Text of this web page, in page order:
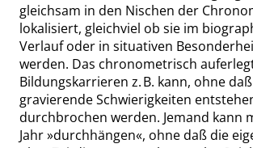
gleichsam in den Nischen der
lokalisiert, gleichviel ob sie im
Verlauf oder in situativen
werden. Das chronometrisch
Bildungskarrieren z. B. kann, ohne
gravierende Schwierigkeiten
durchbrochen werden. Jemand kann
Jahr»durchhängen«, ohne daß die